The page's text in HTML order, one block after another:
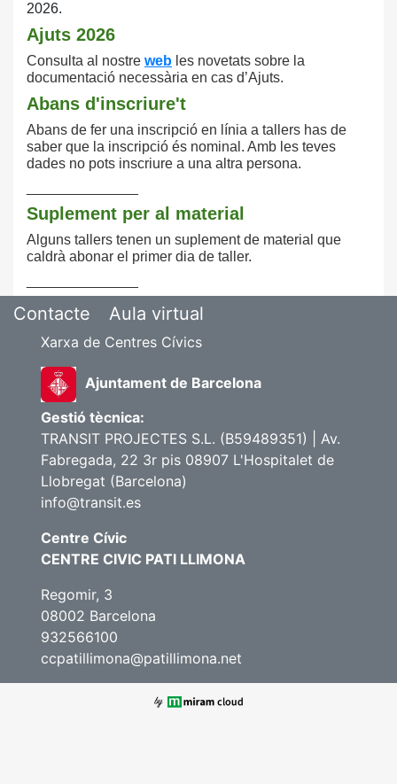
2026.
Ajuts 2026
Consulta al nostre web les novetats sobre la
documentació necessària en cas d’Ajuts.
Abans d'inscriure't
Abans de fer una inscripció en línia a tallers has de
saber que la inscripció és nominal. Amb les teves
dades no pots inscriure a una altra persona.
Suplement per al material
Alguns tallers tenen un suplement de material que
caldrà abonar el primer dia de taller.
Contacte Aula virtual
Xarxa de Centres Cívics
Ajuntament de Barcelona
Gestió tècnica:
TRANSIT PROJECTES S.L. (B59489351) | Av.
Fabregada, 22 3r pis 08907 L'Hospitalet de
Llobregat (Barcelona)
info@transit.es
Centre Cívic
CENTRE CIVIC PATI LLIMONA
Regomir, 3
08002 Barcelona
932566100
ccpatillimona@patillimona.net